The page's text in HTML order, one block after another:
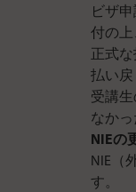
ビザ
付の上
正式な
払い戻
受講
なかっ
NIEの
NIE（
す。